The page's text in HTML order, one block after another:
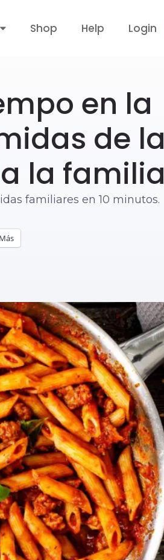
Shop Help Login
en la
de la
la familia
familiares en 10 minutos.
Más